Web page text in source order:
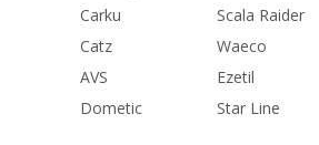
Carku
Scala Raider
Catz
Waeco
AVS
Ezetil
Dometic
Star Line